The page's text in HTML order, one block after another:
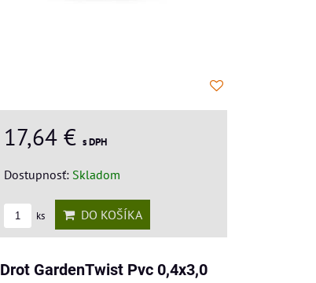
17,64 €s DPH
Dostupnosť: Skladom
ks DO KOŠÍKA
Drot GardenTwist Pvc 0,4x3,0